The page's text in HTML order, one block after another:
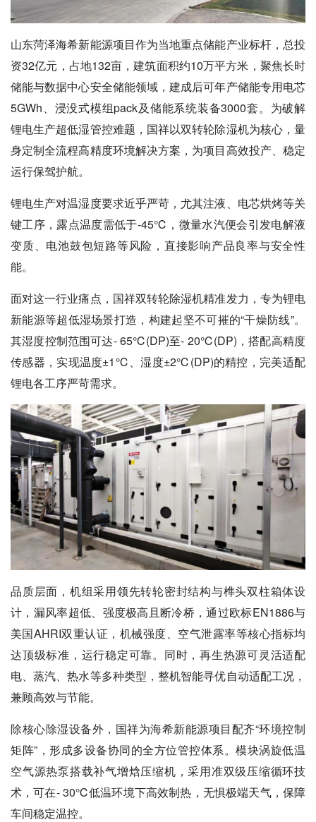
山东菏泽海希新能源项目作为当地重点储能产业标杆，总投
资32亿元，占地132亩，建筑面积约10万平方米，聚焦长时
储能与数据中心安全储能领域，建成后可年产储能专用电芯
5GWh、浸没式模组pack及储能系统装备3000套。为破解
锂电生产超低湿管控难题，国祥以双转轮除湿机为核心，量
身定制全流程高精度环境解决方案，为项目高效投产、稳定
运行保驾护航。
锂电生产对温湿度要求近乎严苛，尤其注液、电芯烘烤等关
键工序，露点温度需低于-45℃，微量水汽便会引发电解液
变质、电池鼓包短路等风险，直接影响产品良率与安全性
能。
面对这一行业痛点，国祥双转轮除湿机精准发力，专为锂电
新能源等超低湿场景打造，构建起坚不可摧的“干燥防线”。
其湿度控制范围可达- 65℃(DP)至- 20℃(DP)，搭配高精度
传感器，实现温度±1℃、湿度±2℃(DP)的精控，完美适配
锂电各工序严苛需求。
品质层面，机组采用领先转轮密封结构与榫头双柱箱体设
计，漏风率超低、强度极高且断冷桥，通过欧标EN1886与
美国AHRI双重认证，机械强度、空气泄露率等核心指标均
达顶级标准，运行稳定可靠。同时，再生热源可灵活适配
电、蒸汽、热水等多种类型，整机智能寻优自动适配工况，
兼顾高效与节能。
除核心除湿设备外，国祥为海希新能源项目配齐“环境控制
矩阵”，形成多设备协同的全方位管控体系。模块涡旋低温
空气源热泵搭载补气增焓压缩机，采用准双级压缩循环技
术，可在- 30℃低温环境下高效制热，无惧极端天气，保障
车间稳定温控。